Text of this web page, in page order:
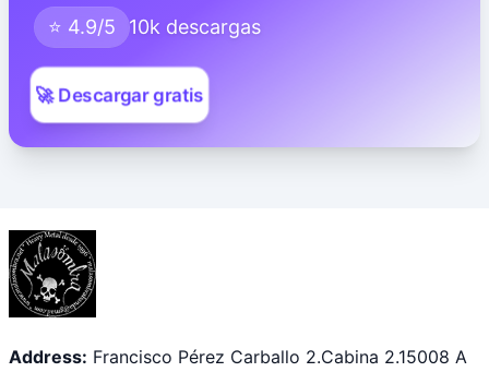
⭐ 4.9/5 10k descargas
🚀 Descargar gratis
Address: Francisco Pérez Carballo 2.Cabina 2.15008 A